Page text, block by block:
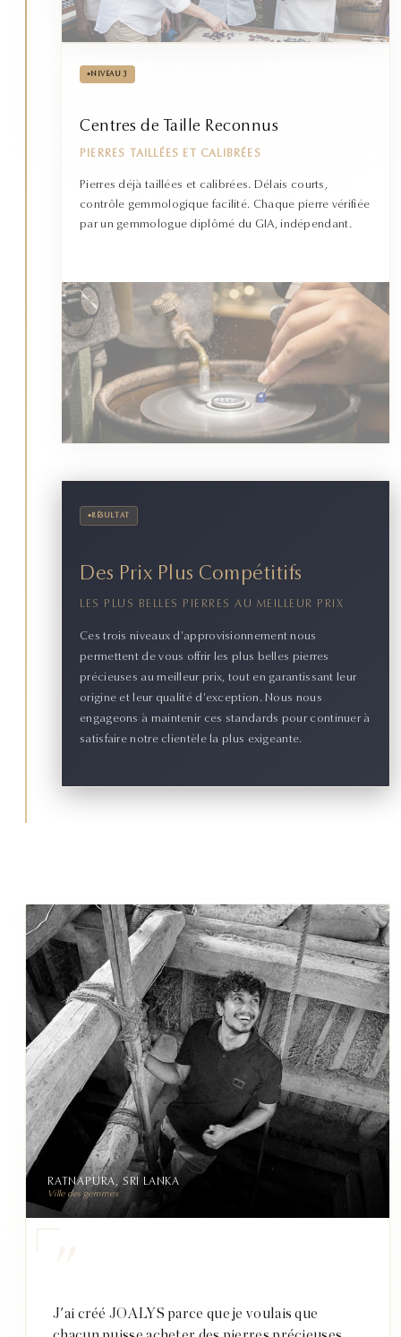
• NIVEAU 3
Centres de Taille Reconnus
PIERRES TAILLÉES ET CALIBRÉES
Pierres déjà taillées et calibrées. Délais courts,
contrôle gemmologique facilité. Chaque pierre vérifiée
par un gemmologue diplômé du GIA, indépendant.
• RÉSULTAT
Des Prix Plus Compétitifs
LES PLUS BELLES PIERRES AU MEILLEUR PRIX
Ces trois niveaux d'approvisionnement nous
permettent de vous offrir les plus belles pierres
précieuses au meilleur prix, tout en garantissant leur
origine et leur qualité d'exception. Nous nous
engageons à maintenir ces standards pour continuer à
satisfaire notre clientèle la plus exigeante.
J'ai créé JOALYS parce que je voulais que
RATNAPURA, SRI LANKA
Ville des gemmes